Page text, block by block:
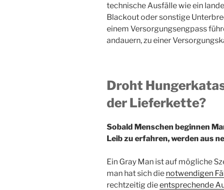
technische Ausfälle wie ein
Blackout oder sonstige
einem Versorgungsengpass
andauern, zu einer
Droht
der Lieferkette?
Sobald Menschen beginnen
Leib zu erfahren, werden aus
Ein Gray Man ist auf mögliche
man hat sich die notwendigen
rechtzeitig dieentsprechende